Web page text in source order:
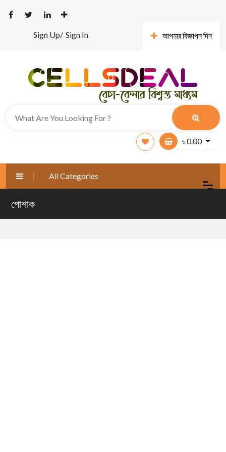
Sign Up/ Sign In আপনার বিজ্ঞাপন দিন
৳0.00
All Categories
পোশাক